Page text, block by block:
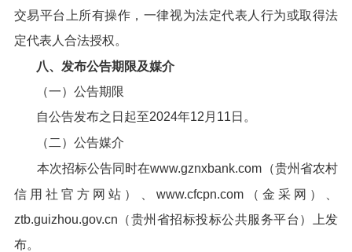
交易平台上所有操作，一律视为法定代表人行为或取得法
定代表人合法授权。
八、发布公告期限及媒介
（一）公告期限
自公告发布之日起至2024年12月11日。
（二）公告媒介
本次招标公告同时在www.gznxbank.com（贵州省农村
信用社官方网站）、www.cfcpn.com（金采网）、
ztb.guizhou.gov.cn（贵州省招标投标公共服务平台）上发
布。